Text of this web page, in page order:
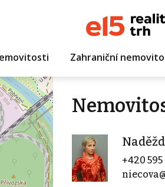
Zahraniční
+420 595